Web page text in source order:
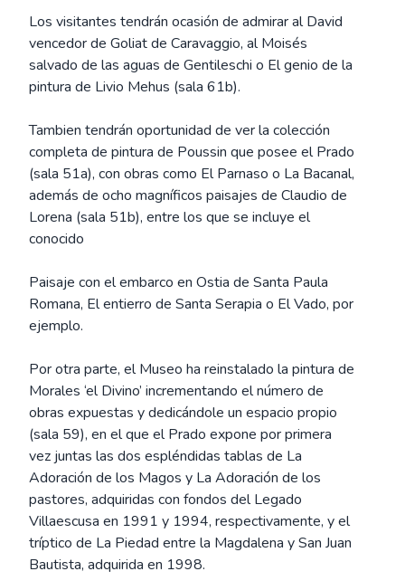
Los visitantes tendrán ocasión de admirar al David
vencedor de Goliat de Caravaggio, al Moisés
salvado de las aguas de Gentileschi o El genio de la
pintura de Livio Mehus (sala 61b).
Tambien tendrán oportunidad de ver la colección
completa de pintura de Poussin que posee el Prado
(sala 51a), con obras como El Parnaso o La Bacanal,
además de ocho magníficos paisajes de Claudio de
Lorena (sala 51b), entre los que se incluye el
conocido
Paisaje con el embarco en Ostia de Santa Paula
Romana, El entierro de Santa Serapia o El Vado, por
ejemplo.
Por otra parte, el Museo ha reinstalado la pintura de
Morales ‘el Divino’ incrementando el número de
obras expuestas y dedicándole un espacio propio
(sala 59), en el que el Prado expone por primera
vez juntas las dos espléndidas tablas de La
Adoración de los Magos y La Adoración de los
pastores, adquiridas con fondos del Legado
Villaescusa en 1991 y 1994, respectivamente, y el
tríptico de La Piedad entre la Magdalena y San Juan
Bautista, adquirida en 1998.